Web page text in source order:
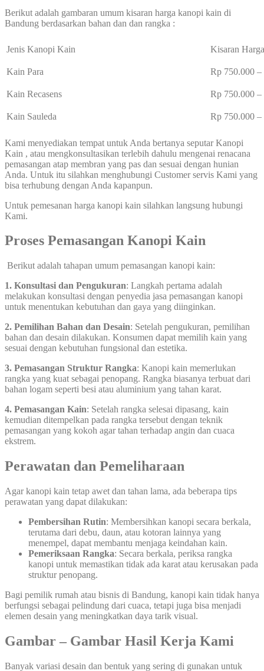
Berikut adalah gambaran umum kisaran harga kanopi kain di
Bandung berdasarkan bahan dan dan rangka :
Jenis Kanopi Kain Kisaran
Kain Para Rp 750.000
Kain Recasens Rp 750.000
Kain Sauleda Rp 750.000
Kami menyediakan tempat untuk Anda bertanya seputar Kanopi
Kain , atau mengkonsultasikan terlebih dahulu mengenai renacana
pemasangan atap membran yang pas dan sesuai dengan hunian
Anda. Untuk itu silahkan menghubungi Customer servis Kami yang
bisa terhubung dengan Anda kapanpun.
Untuk pemesanan harga kanopi kain silahkan langsung hubungi
Kami.
Proses Pemasangan Kanopi Kain
Berikut adalah tahapan umum pemasangan kanopi kain:
1. Konsultasi dan Pengukuran: Langkah pertama adalah
melakukan konsultasi dengan penyedia jasa pemasangan kanopi
untuk menentukan kebutuhan dan gaya yang diinginkan.
2. Pemilihan Bahan dan Desain: Setelah pengukuran, pemilihan
bahan dan desain dilakukan. Konsumen dapat memilih kain yang
sesuai dengan kebutuhan fungsional dan estetika.
3. Pemasangan Struktur Rangka: Kanopi kain memerlukan
rangka yang kuat sebagai penopang. Rangka biasanya terbuat dari
bahan logam seperti besi atau aluminium yang tahan karat.
4. Pemasangan Kain: Setelah rangka selesai dipasang, kain
kemudian ditempelkan pada rangka tersebut dengan teknik
pemasangan yang kokoh agar tahan terhadap angin dan cuaca
ekstrem.
Perawatan dan Pemeliharaan
Agar kanopi kain tetap awet dan tahan lama, ada beberapa tips
perawatan yang dapat dilakukan:
Pembersihan Rutin: Membersihkan kanopi secara berkala,
terutama dari debu, daun, atau kotoran lainnya yang
menempel, dapat membantu menjaga keindahan kain.
Pemeriksaan Rangka: Secara berkala, periksa rangka
kanopi untuk memastikan tidak ada karat atau kerusakan pada
struktur penopang.
Bagi pemilik rumah atau bisnis di Bandung, kanopi kain tidak hanya
berfungsi sebagai pelindung dari cuaca, tetapi juga bisa menjadi
elemen desain yang meningkatkan daya tarik visual.
Gambar – Gambar Hasil Kerja Kami
Banyak variasi desain dan bentuk yang sering di gunakan untuk